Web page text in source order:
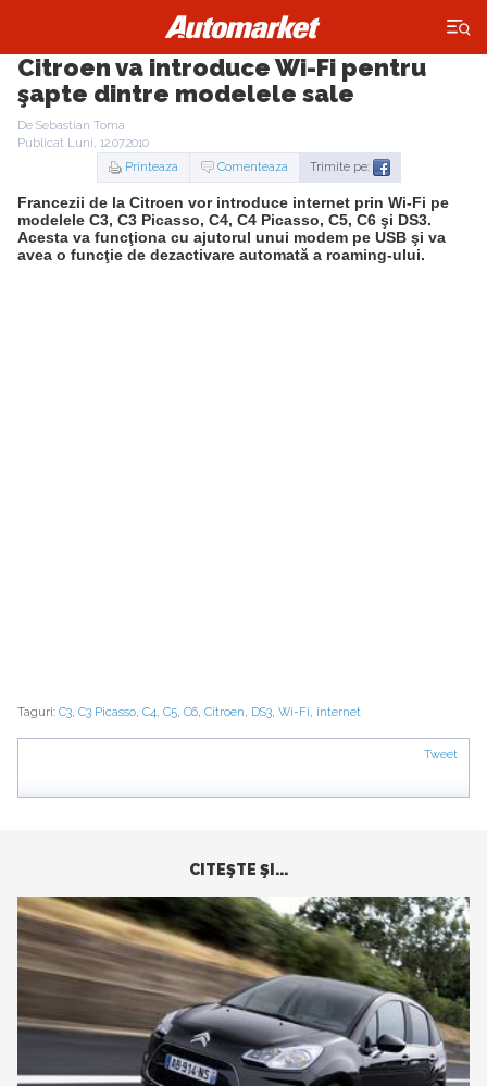
×
Citroen va introduce Wi-Fi pentru
şapte dintre modelele sale
De Sebastian Toma
Publicat Luni, 12.07.2010
Printeaza
Comenteaza Trimite pe:
Francezii de la Citroen vor introduce internet prin Wi-Fi pe
modelele C3, C3 Picasso, C4, C4 Picasso, C5, C6 şi DS3.
Acesta va funcţiona cu ajutorul unui modem pe USB şi va
avea o funcţie de dezactivare automată a roaming-ului.
Taguri: C3, C3 Picasso, C4, C5, C6, Citroen, DS3, Wi-Fi, internet
Tweet
CITEŞTE ŞI...